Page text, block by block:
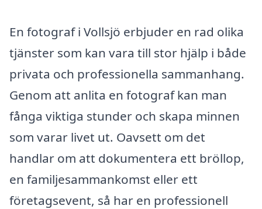
En fotograf i Vollsjö erbjuder en rad olika
tjänster som kan vara till stor hjälp i både
privata och professionella sammanhang.
Genom att anlita en fotograf kan man
fånga viktiga stunder och skapa minnen
som varar livet ut. Oavsett om det
handlar om att dokumentera ett bröllop,
en familjesammankomst eller ett
företagsevent, så har en professionell